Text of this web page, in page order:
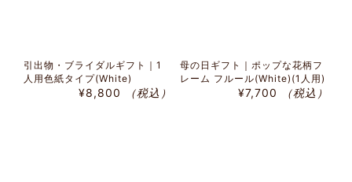
引出物・ブライダルギフト｜1
人用色紙タイプ(White)
¥8,800 （税込）
母の日ギフト｜ポップな花柄フ
レーム フルール(White)(1人用)
¥7,700 （税込）